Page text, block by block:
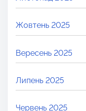
Жовтень 2025
Вересень 2025
Липень 2025
Червень 2025